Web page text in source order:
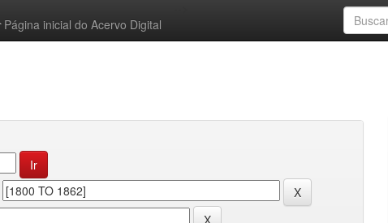
Página inicial do Acervo Digital